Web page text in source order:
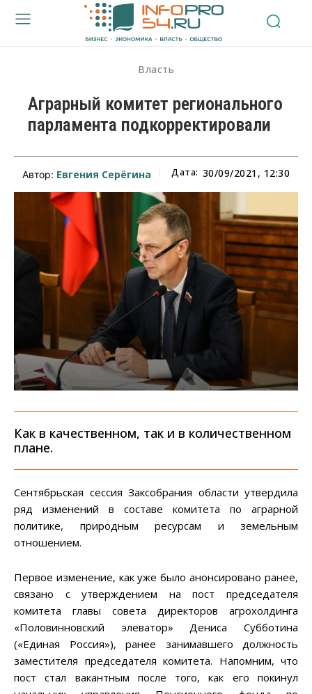
Власть
Аграрный комитет регионального
парламента подкорректировали
Автор: Евгения Серёгина Дата: 30/09/2021, 12:30
Как в качественном, так и в количественном
плане.
Сентябрьская сессия Заксобрания области утвердила
ряд изменений в составе комитета по аграрной
политике, природным ресурсам и земельным
отношением.
Первое изменение, как уже было анонсировано ранее,
связано с утверждением на пост председателя
комитета главы совета директоров агрохолдинга
«Половинновский элеватор» Дениса Субботина
(«Единая Россия»), ранее занимавшего должность
заместителя председателя комитета. Напомним, что
пост стал вакантным после того, как его покинул